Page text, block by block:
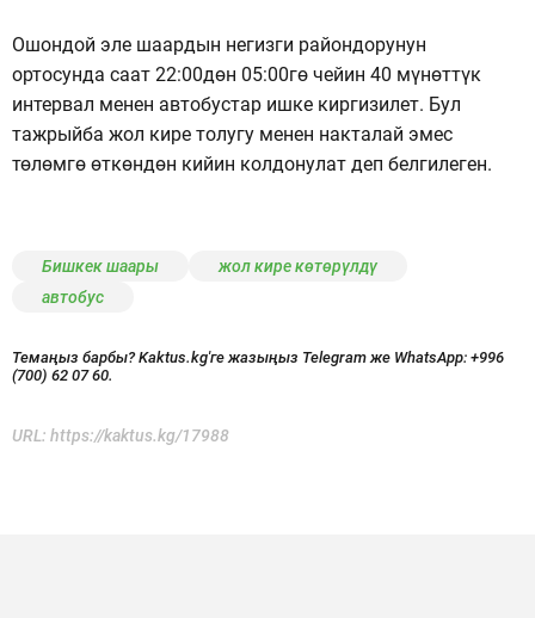
Ошондой эле шаардын негизги райондорунун
ортосунда саат 22:00дөн 05:00гө чейин 40 мүнөттүк
интервал менен автобустар ишке киргизилет. Бул
тажрыйба жол кире толугу менен накталай эмес
төлөмгө өткөндөн кийин колдонулат деп белгилеген.
Бишкек шаары
жол кире көтөрүлдү
автобус
Темаңыз барбы? Kaktus.kg'ге жазыңыз Telegram же WhatsApp: +996
(700) 62 07 60.
URL: https://kaktus.kg/17988